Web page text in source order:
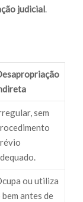
judicial.
sem
ou utiliza
bem antes de